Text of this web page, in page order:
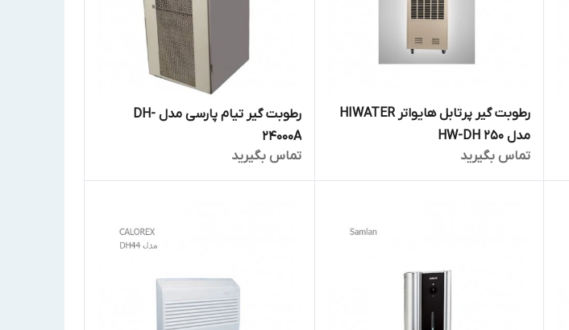
رطوبت گیر پرتابل هایواتر HIWATER
مدل HW-DH 250
تماس بگیرید
رطوبت گیر تیام پارسی مدل DH-
24000A
تماس بگیرید